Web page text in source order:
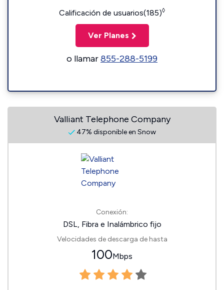
Calificación de usuarios(185)◊
Ver Planes
o llamar855-288-5199
Valliant Telephone Company
47% disponible en Snow
Conexión:
DSL, Fibra e Inalámbrico fijo
Velocidades de descarga de hasta
100Mbps